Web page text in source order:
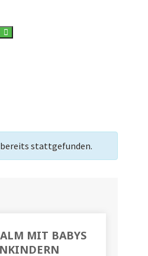
stattgefunden.
MIT BABYS